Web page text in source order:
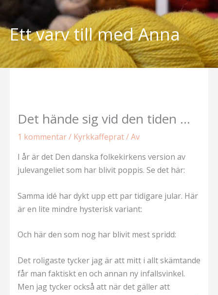
innehåll
Ett varv till med Anna
Det hände sig vid den tiden …
1 kommentar/ Kyrkkaffeprat/ Av
I år är det Den danska folkekirkens version av
julevangeliet som har blivit poppis. Se det här:
Samma idé har dykt upp ett par tidigare jular. Här
är en lite mindre hysterisk variant:
Och här den som nog har blivit mest spridd:
Det roligaste tycker jag är att mitt i allt skämtande
får man faktiskt en och annan ny infallsvinkel.
Men jag tycker också att när det gäller att